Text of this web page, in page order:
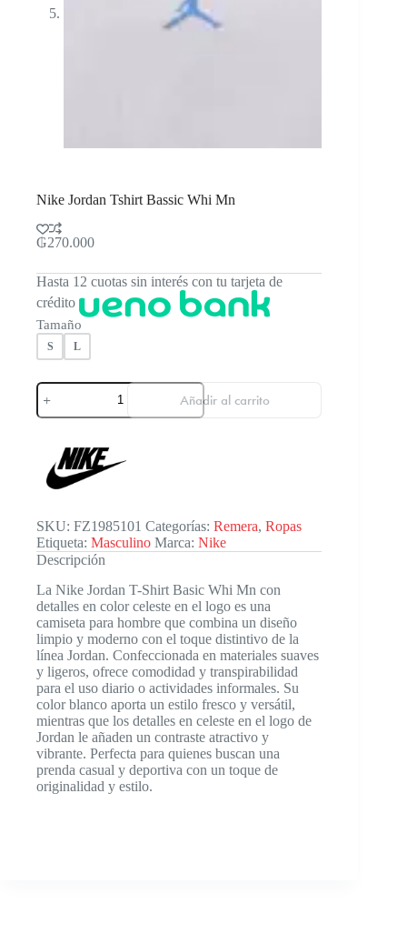
Nike Jordan Tshirt Bassic Whi Mn
₲270.000
Hasta 12 cuotas sin interés con tu tarjeta de
crédito
Tamaño
S L
Nike
Jordan
Tshirt
Mn
cantidad
Añadir al carrito
SKU: FZ1985101 Categorías: Remera, Ropas
Etiqueta: Masculino Marca: Nike
Descripción
La Nike Jordan T-Shirt Basic Whi Mn con
detalles en color celeste en el logo es una
camiseta para hombre que combina un diseño
limpio y moderno con el toque distintivo de la
línea Jordan. Confeccionada en materiales suaves
y ligeros, ofrece comodidad y transpirabilidad
para el uso diario o actividades informales. Su
color blanco aporta un estilo fresco y versátil,
mientras que los detalles en celeste en el logo de
Jordan le añaden un contraste atractivo y
vibrante. Perfecta para quienes buscan una
prenda casual y deportiva con un toque de
originalidad y estilo.